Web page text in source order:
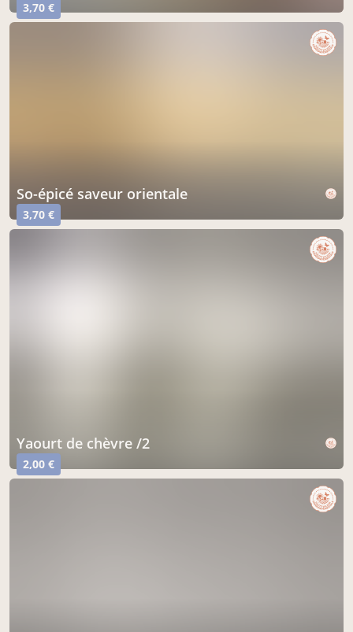
3,70 €
so-épicé saveur orientale
3,70 €
yaourt de chèvre /2
2,00 €